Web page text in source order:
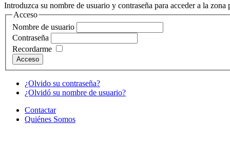
Introduzca su nombre de usuario y contraseña para acceder a la zona
Acceso
Nombre de usuario
Contraseña
Recordarme
¿Olvido su contraseña?
¿Olvidó su nombre de usuario?
Contactar
Quiénes Somos